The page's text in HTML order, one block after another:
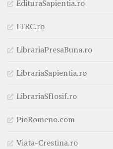
EdituraSapientia.ro
ITRC.ro
LibrariaPresaBuna.ro
LibrariaSapientia.ro
LibrariaSfIosif.ro
PioRomeno.com
Viata-Crestina.ro